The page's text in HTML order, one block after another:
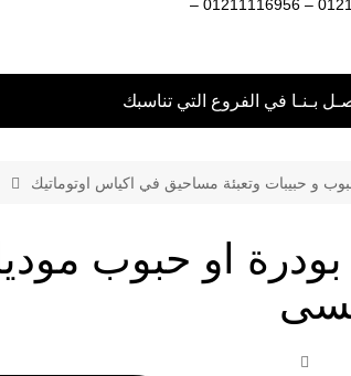
ماكينات تعبئة وتغليف 01211116954 – 01211116956 –
بـنـا في الفروع التي تناسبك
و حبيبات وتعبئة مساحيق في اكياس اوتوماتيك